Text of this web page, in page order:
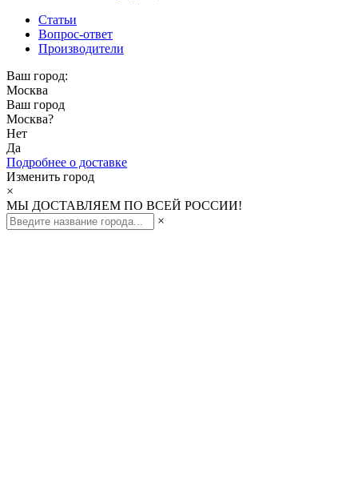
Статьи
Вопрос-ответ
Производители
Ваш город:
Москва
Ваш город
Москва?
Нет
Да
Подробнее о доставке
Изменить город
×
МЫ ДОСТАВЛЯЕМ ПО ВСЕЙ РОССИИ!
×